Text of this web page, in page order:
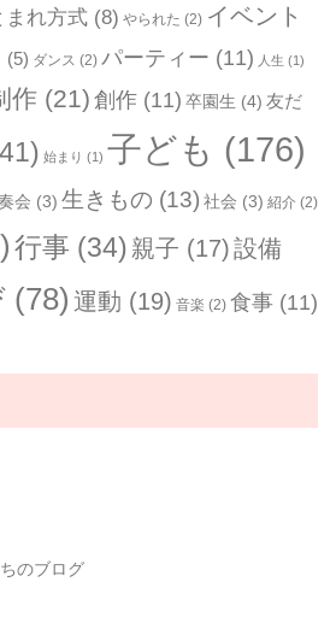
まれ方式 (8) やられた (2) イベント
(5) ダンス (2) パーティー (11) 人生 (1)
作 (21) 創作 (11) 卒園生 (4) 友だ
始まり (1) 子ども (176)
会 (3) 生きもの (13) 社会 (3) 紹介 (2)
行事 (34) 親子 (17)設備
(78) 運動 (19) 音楽 (2) 食事 (11)
のブログ